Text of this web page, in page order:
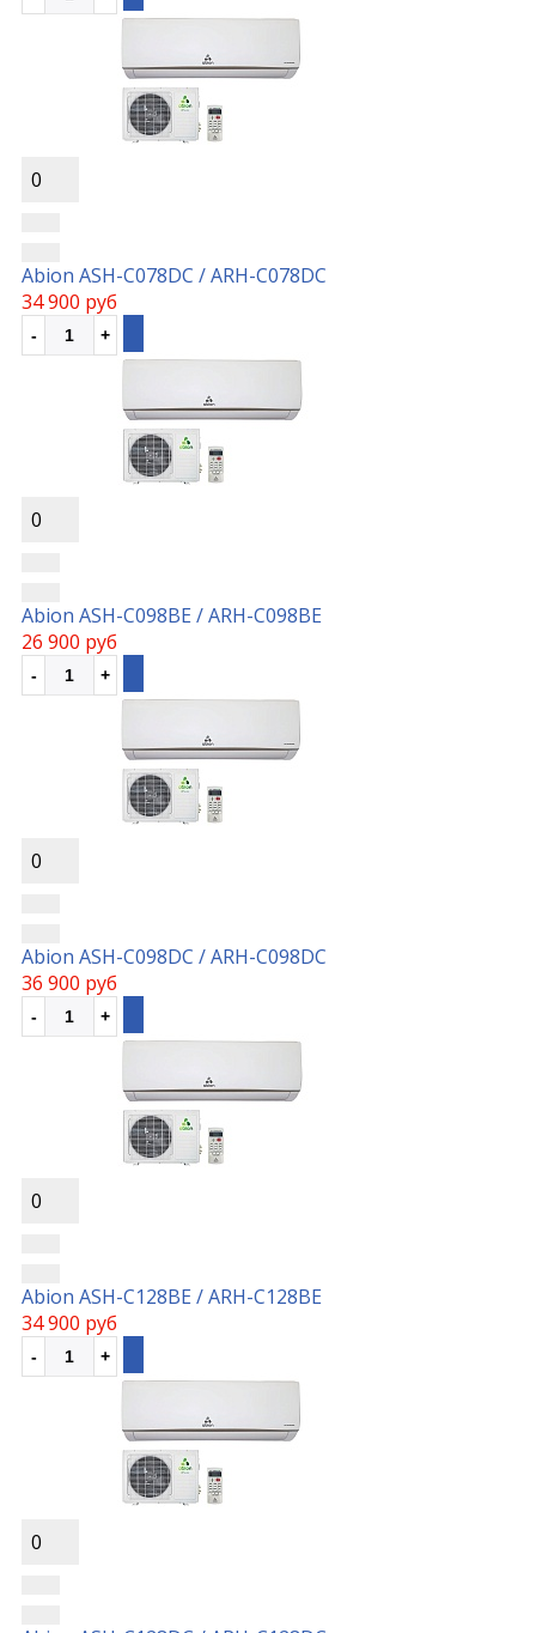
0
Abion ASH-C078DC / ARH-C078DC
34 900 руб
0
Abion ASH-C098BE / ARH-C098BE
26 900 руб
0
Abion ASH-C098DC / ARH-C098DC
36 900 руб
0
Abion ASH-C128BE / ARH-C128BE
34 900 руб
0